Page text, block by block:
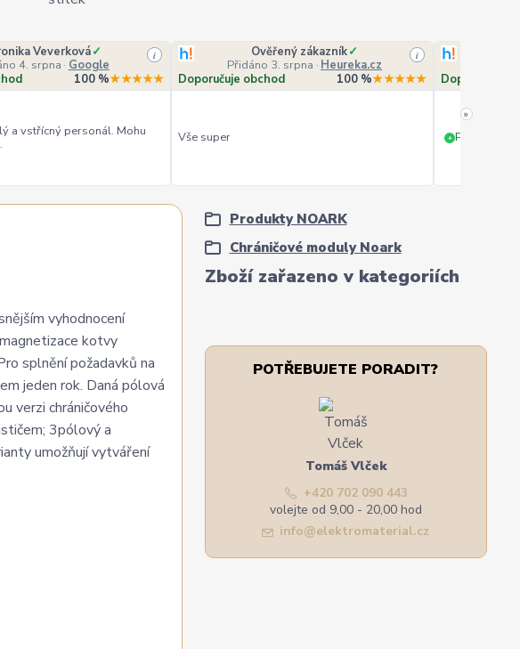
Veverková✓
4. srpna · Google
i
100 %★★★★★
a vstřícný personál. Mohu
Ověřený zákazník✓
Přidáno 3. srpna · Heureka.cz
i
Doporučuje obchod 100 %★★★★★
Vše super
Doporučuje
+ PERFEKTNÍ
»
vyhodnocení
kotvy
splnění požadavků na
jeden rok. Daná pólová
verzi chráničového
3pólový a
umožňují vytváření
Zboží zařazeno v kategoriích
Produkty NOARK
Chráničové moduly Noark
POTŘEBUJETE PORADIT?
Tomáš Vlček
+420 702 090 443
volejte od 9,00 - 20,00 hod
info@elektromaterial.cz